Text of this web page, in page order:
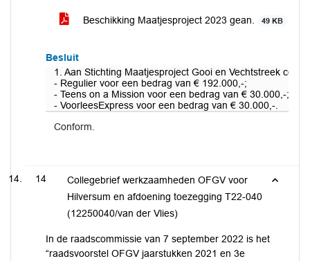
Beschikking Maatjesproject 2023 gean. 49 KB
Besluit
1. Aan Stichting Maatjesproject Gooi en Vechtstreek
- Regulier voor een bedrag van € 192.000,-;
- Teens on a Mission voor een bedrag van € 30.000,-;
- VoorleesExpress voor een bedrag van € 30.000,-.
Conform.
14
Collegebrief werkzaamheden OFGV voor
Hilversum en afdoening toezegging T22-040
(12250040/van der Vlies)
In de raadscommissie van 7 september 2022 is het
“raadsvoorstel OFGV jaarstukken 2021 en 3e